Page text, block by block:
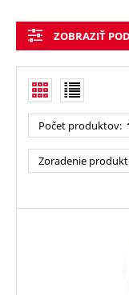
ZOBRAZIŤ
Počet produktov:
Zoradenie